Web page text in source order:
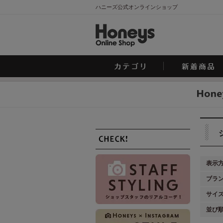
ハニーズ公式オンラインショップ
表示
ブラ
サイ
並び